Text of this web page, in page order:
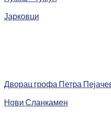
Јарковци
Дворац грофа Петра
Нови Сланкамен